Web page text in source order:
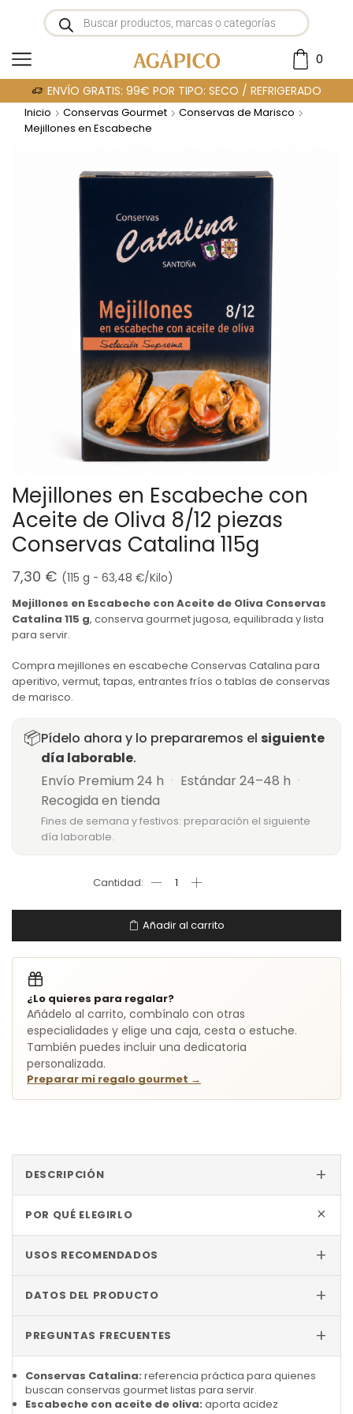
0
ENVÍO GRATIS: 99€ POR TIPO: SECO / REFRIGERADO
Inicio Conservas Gourmet
Conservas de Marisco
Mejillones en Escabeche
Mejillones en Escabeche con
Aceite de Oliva 8/12 piezas
Conservas Catalina 115g
7,30 € (115 g - 63,48 €/Kilo)
Mejillones en Escabeche con Aceite de Oliva Conservas
Catalina 115 g, conserva gourmet jugosa, equilibrada y lista
para servir.
Compra mejillones en escabeche Conservas Catalina para
aperitivo, vermut, tapas, entrantes fríos o tablas de conservas
de marisco.
📦Pídelo ahora y lo prepararemos el siguiente
día laborable.
Envío Premium 24 h · Estándar 24–48 h ·
Recogida en tienda
Fines de semana y festivos: preparación el siguiente
día laborable.
Añadir al carrito
¿Lo quieres para regalar?
Añádelo al carrito, combínalo con otras
especialidades y elige una caja, cesta o estuche.
También puedes incluir una dedicatoria
personalizada.
Preparar mi regalo gourmet →
DESCRIPCIÓN +
POR QUÉ ELEGIRLO +
Conservas Catalina: referencia práctica para quienes
buscan conservas gourmet listas para servir.
Escabeche con aceite de oliva: aporta acidez
USOS RECOMENDADOS +
DATOS DEL PRODUCTO +
PREGUNTAS FRECUENTES +